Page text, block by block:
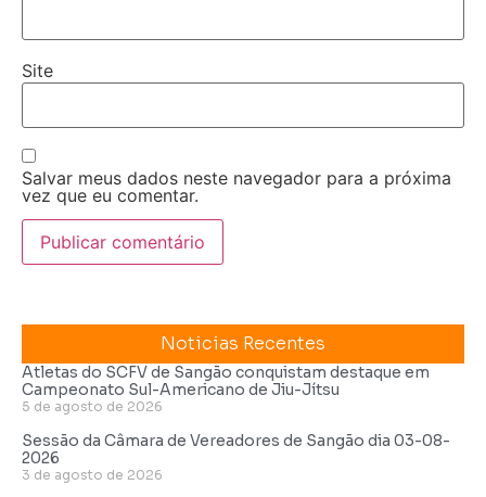
Site
Salvar meus dados neste navegador para a próxima
vez que eu comentar.
Noticias Recentes
Atletas do SCFV de Sangão conquistam destaque em
Campeonato Sul-Americano de Jiu-Jítsu
5 de agosto de 2026
Sessão da Câmara de Vereadores de Sangão dia 03-08-
2026
3 de agosto de 2026